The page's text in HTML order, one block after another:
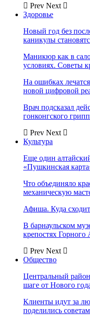
Prev Next
Здоровье
Новый год без
каникулы
Маникюр как в
условиях. Советы
На ошибках
новой цифровой
Врач подсказал
гонконгского
Prev Next
Культура
Еще один
«Пушкинская
Что объединяло
механическую
Афиша. Куда
В барнаульском
крепостях Горного
Prev Next
Общество
Центральный
шаге от Нового
Клиенты идут за
поделились